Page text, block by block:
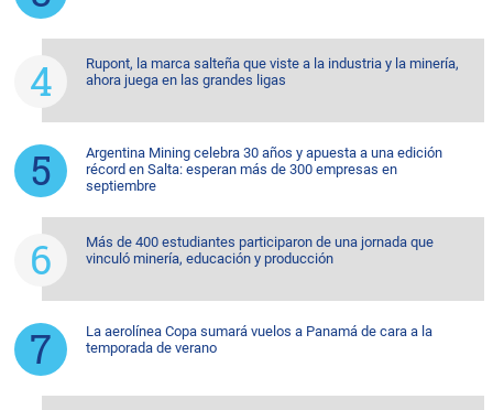
Rupont, la marca salteña que viste a la industria y la minería,
ahora juega en las grandes ligas
Argentina Mining celebra 30 años y apuesta a una edición
récord en Salta: esperan más de 300 empresas en
septiembre
Más de 400 estudiantes participaron de una jornada que
vinculó minería, educación y producción
La aerolínea Copa sumará vuelos a Panamá de cara a la
temporada de verano